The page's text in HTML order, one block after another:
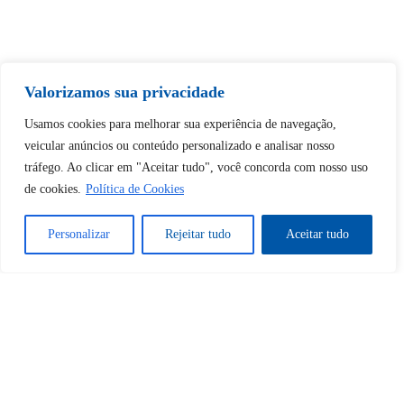
Valorizamos sua privacidade
Usamos cookies para melhorar sua experiência de navegação,
veicular anúncios ou conteúdo personalizado e analisar nosso
tráfego. Ao clicar em "Aceitar tudo", você concorda com nosso uso
de cookies. Política de Cookies
Personalizar Rejeitar tudo Aceitar tudo
desbloquear esta publicação?
Desbloquear esquerda : 0